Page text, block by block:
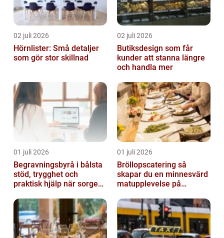
02 juli 2026
Hörnlister: Små detaljer
som gör stor skillnad
02 juli 2026
Butiksdesign som får
kunder att stanna längre
och handla mer
01 juli 2026
Begravningsbyrå i bålsta
stöd, trygghet och
praktisk hjälp när sorgen
01 juli 2026
Bröllopscatering så
skapar du en minnesvärd
matupplevelse på